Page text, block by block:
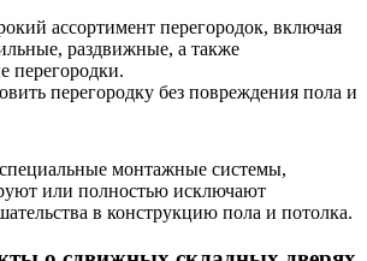
ассортимент перегородок, включая
раздвижные, а также
перегородки.
перегородку без повреждения пола и
монтажные системы,
или полностью исключают
в конструкцию пола и потолка.